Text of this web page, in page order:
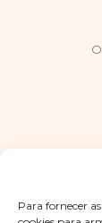
Para fornecer